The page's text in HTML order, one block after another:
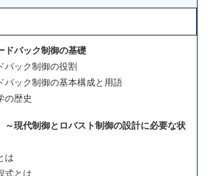
ドバック制御の基礎
ック制御の役割
ック制御の基本構成と用語
歴史
現代制御とロバスト制御の設計に必要な状
は
とは